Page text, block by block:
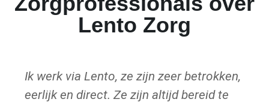
Lento Zorg
Ik werk via Lento, ze zijn zeer betrokken,
eerlijk en direct. Ze zijn altijd bereid te